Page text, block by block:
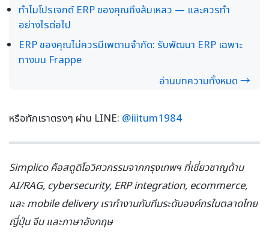
ทำไมโปรเจกต์ ERP ของคุณถึงล้มเหลว — และควรทำ
อย่างไรต่อไป
ERP ของคุณไม่ควรมีเพดานจำกัด: รับพัฒนา ERP เฉพาะ
ทางบน Frappe
อ่านบทความทั้งหมด →
หรือทักเราตรงๆ ผ่าน LINE: @iiitum1984
Simplico คือสตูดิโอวิศวกรรมจากกรุงเทพฯ ที่เชี่ยวชาญด้าน
AI/RAG, cybersecurity, ERP integration, ecommerce,
และ mobile delivery เราทำงานกับทีมระดับองค์กรในตลาดไทย
ญี่ปุ่น จีน และภาษาอังกฤษ